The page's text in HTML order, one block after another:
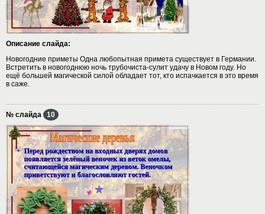
Описание слайда:
Новогодние приметы Одна любопытная примета существует в Германии.
Встретить в новогоднюю ночь трубочиста-сулит удачу в Новом году. Но
ещё большей магической силой обладает тот, кто испачкается в это время
в саже.
№ слайда 10